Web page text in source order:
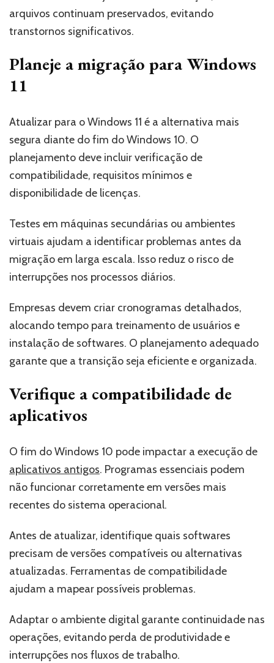
arquivos continuam preservados, evitando
transtornos significativos.
Planeje a migração para Windows
11
Atualizar para o Windows 11 é a alternativa mais
segura diante do fim do Windows 10. O
planejamento deve incluir verificação de
compatibilidade, requisitos mínimos e
disponibilidade de licenças.
Testes em máquinas secundárias ou ambientes
virtuais ajudam a identificar problemas antes da
migração em larga escala. Isso reduz o risco de
interrupções nos processos diários.
Empresas devem criar cronogramas detalhados,
alocando tempo para treinamento de usuários e
instalação de softwares. O planejamento adequado
garante que a transição seja eficiente e organizada.
Verifique a compatibilidade de
aplicativos
O fim do Windows 10 pode impactar a execução de
aplicativos antigos. Programas essenciais podem
não funcionar corretamente em versões mais
recentes do sistema operacional.
Antes de atualizar, identifique quais softwares
precisam de versões compatíveis ou alternativas
atualizadas. Ferramentas de compatibilidade
ajudam a mapear possíveis problemas.
Adaptar o ambiente digital garante continuidade nas
operações, evitando perda de produtividade e
interrupções nos fluxos de trabalho.